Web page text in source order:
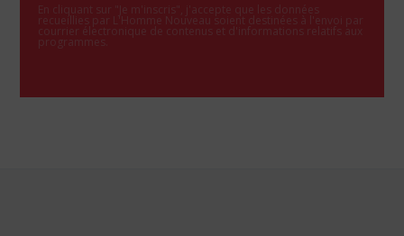
En cliquant sur "Je m'inscris", j'accepte que les données
recueillies par L'Homme Nouveau soient destinées à l'envoi par
courrier électronique de contenus et d'informations relatifs aux
programmes.